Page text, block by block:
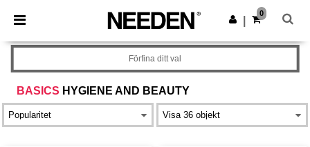
× Needen-app
Bättre priser i appen!
Hämta app
0
BASICS HYGIENE AND BEAUTY
Förfina ditt val